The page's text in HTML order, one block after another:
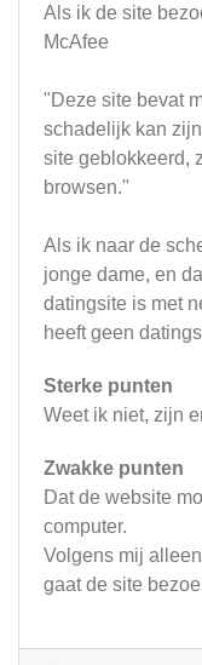
Als ik de site
McAfee
"Deze site bevat
schadelijk kan
site geblokkeerd,
browsen."
Als ik naar de
jonge dame, en
datingsite is met
heeft geen
Sterke punten
Weet ik niet, zijn
Zwakke punten
Dat de website
computer.
Volgens mij
gaat de site